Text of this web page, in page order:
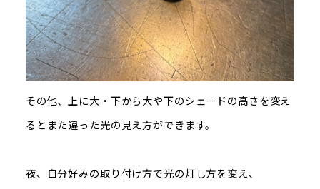
その他、上に大・下から大や下のシェードの高さを変え
るとまた違った光の見え方ができます。
夜、自分好みの取り付け方で光の灯し方を変え、